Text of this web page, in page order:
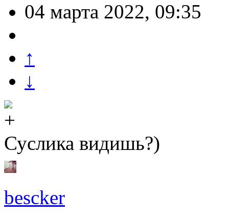
04 марта 2022, 09:35
↑
↓
Суслика видишь?)
bescker